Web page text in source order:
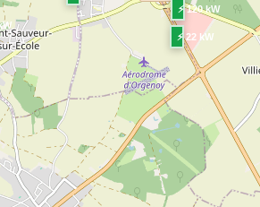
⚡ 120 kW
⚡ 22 kW